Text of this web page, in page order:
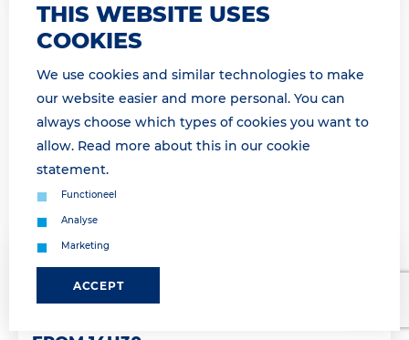
07 April 2026 15:44
PRE-GATE GESLOTEN VANAF 14H30 /
THIS WEBSITE USES
COOKIES
We use cookies and similar technologies to make
our website easier and more personal. You can
always choose which types of cookies you want to
allow. Read more about this in our cookie
statement.
Functioneel
Analyse
Marketing
ACCEPT